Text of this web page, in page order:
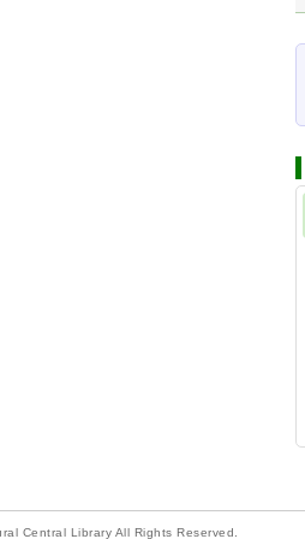
Central Library All Rights Reserved.